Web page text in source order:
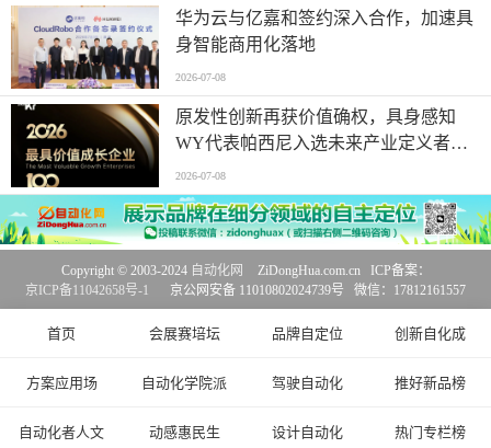
华为云与亿嘉和签约深入合作，加速具
身智能商用化落地
2026-07-08
原发性创新再获价值确权，具身感知
WY代表帕西尼入选未来产业定义者榜
单
2026-07-08
首页 会展赛培坛 品牌自定位 创新自化成
方案应用场 自动化学院派 驾驶自动化 推好新品榜
自动化者人文 动感惠民生 设计自动化 热门专栏榜
Copyright © 2003-2024 自动化网
ZiDongHua.com.cn ICP备案：
京ICP备11042658号-1
京公网安备 11010802024739号 微信：17812161557